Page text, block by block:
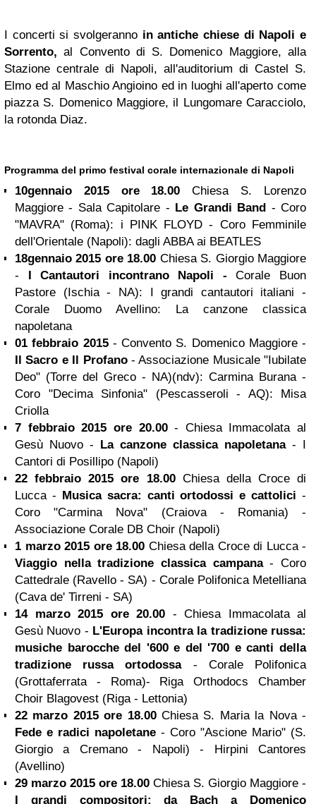
I concerti si svolgeranno in antiche chiese di Napoli e
Sorrento, al Convento di S. Domenico Maggiore, alla
Stazione centrale di Napoli, all'auditorium di Castel S.
Elmo ed al Maschio Angioino ed in luoghi all'aperto come
piazza S. Domenico Maggiore, il Lungomare Caracciolo,
la rotonda Diaz.
Programma del primo festival corale internazionale di Napoli
10gennaio 2015 ore 18.00 Chiesa S. Lorenzo
Maggiore - Sala Capitolare - Le Grandi Band - Coro
"MAVRA" (Roma): i PINK FLOYD - Coro Femminile
dell'Orientale (Napoli): dagli ABBA ai BEATLES
18gennaio 2015 ore 18.00 Chiesa S. Giorgio Maggiore
- I Cantautori incontrano Napoli - Corale Buon
Pastore (Ischia - NA): I grandi cantautori italiani -
Corale Duomo Avellino: La canzone classica
napoletana
01 febbraio 2015- Convento S. Domenico Maggiore -
Il Sacro e Il Profano- Associazione Musicale "Iubilate
Deo" (Torre del Greco - NA)(ndv): Carmina Burana -
Coro "Decima Sinfonia" (Pescasseroli - AQ): Misa
Criolla
7 febbraio 2015 ore 20.00- Chiesa Immacolata al
Gesù Nuovo - La canzone classica napoletana- I
Cantori di Posillipo (Napoli)
22 febbraio 2015 ore 18.00Chiesa della Croce di
Lucca - Musica sacra: canti ortodossi e cattolici -
Coro "Carmina Nova" (Craiova - Romania) -
Associazione Corale DB Choir (Napoli)
1 marzo 2015 ore 18.00 Chiesa della Croce di Lucca -
Viaggio nella tradizione classica campana- Coro
Cattedrale (Ravello - SA) - Corale Polifonica Metelliana
(Cava de' Tirreni - SA)
14 marzo 2015 ore 20.00 - Chiesa Immacolata al
Gesù Nuovo - L'Europa incontra la tradizione russa:
musiche barocche del '600 e del '700 e canti della
tradizione russa ortodossa - Corale Polifonica
(Grottaferrata - Roma)- Riga Orthodocs Chamber
Choir Blagovest (Riga - Lettonia)
22 marzo 2015 ore 18.00Chiesa S. Maria la Nova -
Fede e radici napoletane - Coro "Ascione Mario" (S.
Giorgio a Cremano - Napoli) - Hirpini Cantores
(Avellino)
29 marzo 2015 ore 18.00 Chiesa S. Giorgio Maggiore -
I grandi compositori: da Bach a Domenico